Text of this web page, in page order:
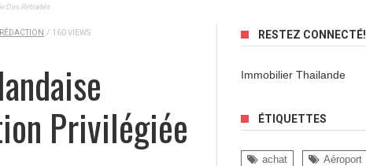
Des Retraités
/ 160 VIEWS
Privilégiée
RESTEZ CONNECTÉ!
Immobilier Thailande
ÉTIQUETTES
achat Aéroport